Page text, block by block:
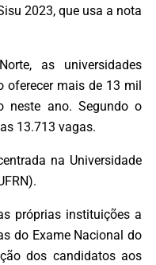
2023, que usa a nota
as universidades
oferecer mais de 13 mil
neste ano. Segundo o
13.713 vagas.
na Universidade
próprias instituições a
do Exame Nacional do
dos candidatos aos